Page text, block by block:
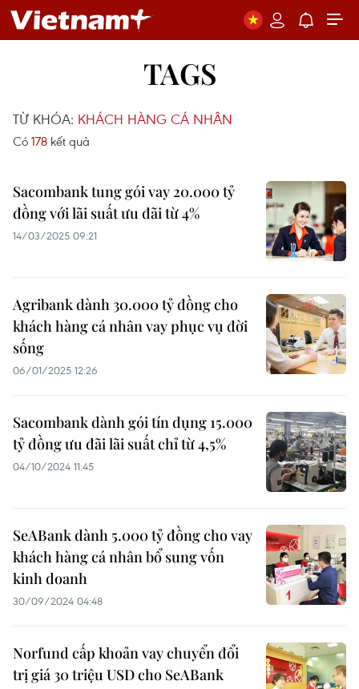
TAGS
TỪ KHÓA: KHÁCH HÀNG CÁ NHÂN
Có 178 kết quả
Sacombank tung gói vay 20.000 tỷ
đồng với lãi suất ưu đãi từ 4%
14/03/2025 09:21
Agribank dành 30.000 tỷ đồng cho
khách hàng cá nhân vay phục vụ đời
sống
06/01/2025 12:26
Sacombank dành gói tín dụng 15.000
tỷ đồng ưu đãi lãi suất chỉ từ 4,5%
04/10/2024 11:45
SeABank dành 5.000 tỷ đồng cho vay
khách hàng cá nhân bổ sung vốn
kinh doanh
30/09/2024 04:48
Norfund cấp khoản vay chuyển đổi
trị giá 30 triệu USD cho SeABank